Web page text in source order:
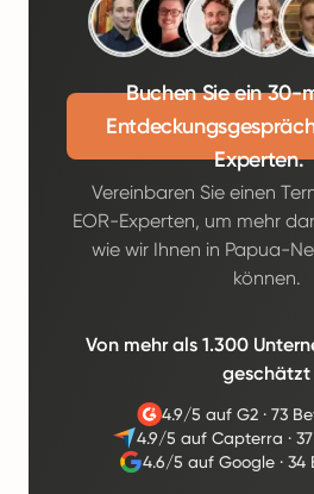
Buchen Sie ein 30-
Experten.
Vereinbaren Sie einen
EOR-Experten, um mehr
wie wir Ihnen in Papua-
können.
Von mehr als 1.300
geschätzt
4.9/5 auf G2· 73
4.9/5 auf Capterra ·
4.6/5 auf Google ·34